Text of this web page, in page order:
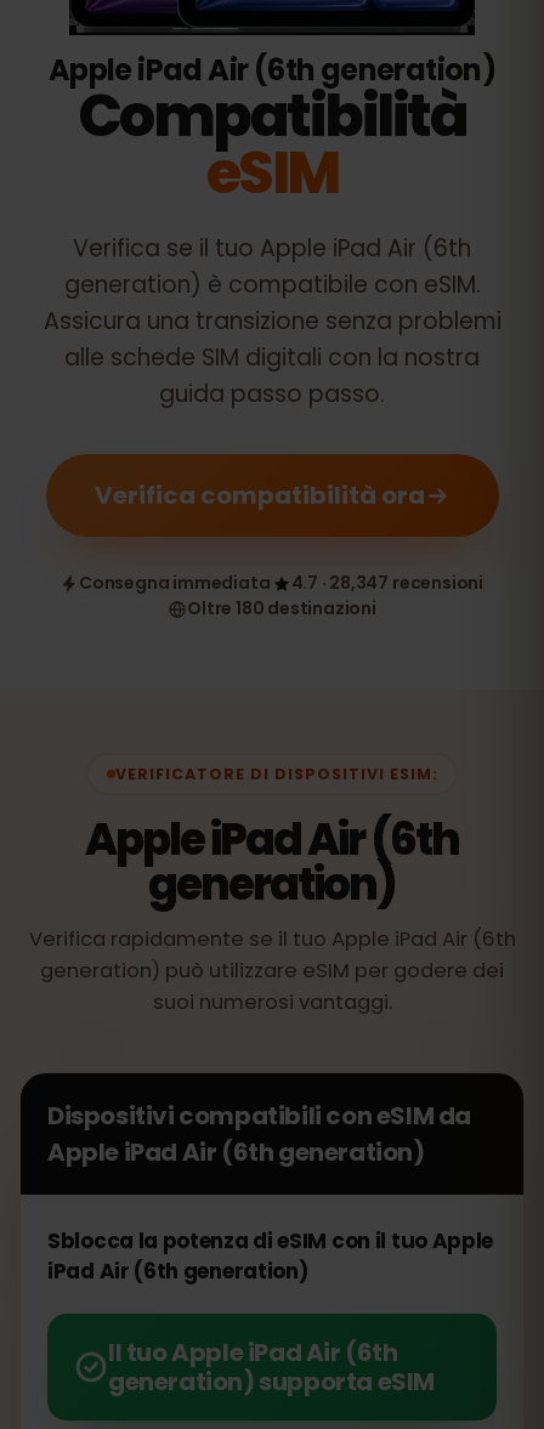
Apple iPad Air (6th generation)
Compatibilità
eSIM
Verifica se il tuo Apple iPad Air (6th
generation) è compatibile con eSIM.
Assicura una transizione senza problemi
alle schede SIM digitali con la nostra
guida passo passo.
Verifica compatibilità ora
Consegna immediata
4.7 · 28,347 recensioni
Oltre 180 destinazioni
VERIFICATORE DI DISPOSITIVI ESIM:
Apple iPad Air (6th
generation)
Verifica rapidamente se il tuo Apple iPad Air (6th
generation) può utilizzare eSIM per godere dei
suoi numerosi vantaggi.
Dispositivi compatibili con eSIM da
Apple iPad Air (6th generation)
Sblocca la potenza di eSIM con il tuo Apple
iPad Air (6th generation)
Il tuo Apple iPad Air (6th
generation) supporta eSIM